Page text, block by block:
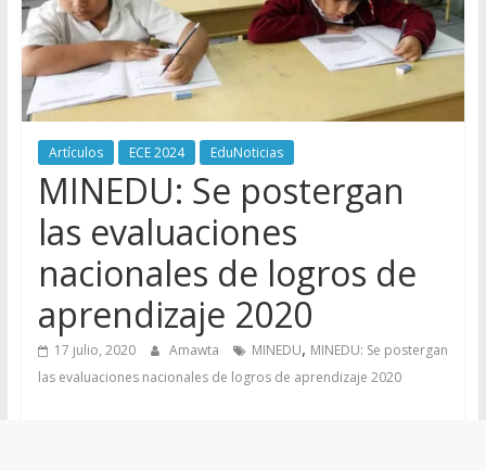
Artículos ECE 2024 EduNoticias
MINEDU: Se postergan
las evaluaciones
nacionales de logros de
aprendizaje 2020
17 julio, 2020 Amawta MINEDU, MINEDU: Se postergan
las evaluaciones nacionales de logros de aprendizaje 2020